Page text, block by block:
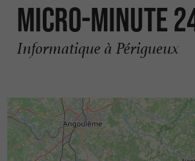
Micro-Minute
Informatique à Périgueux